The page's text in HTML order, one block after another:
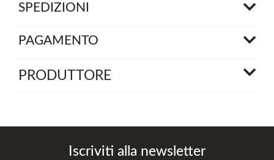
SPEDIZIONI
PAGAMENTO
PRODUTTORE
Iscriviti alla newsletter